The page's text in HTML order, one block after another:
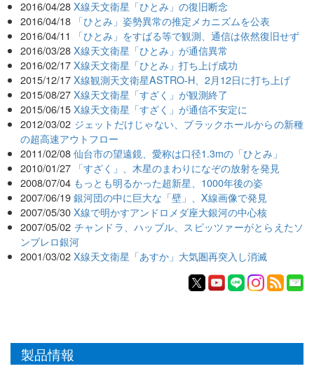
2016/04/28 X線天文衛星「ひとみ」の復旧断念
2016/04/18 「ひとみ」姿勢異常の推定メカニズムを公表
2016/04/11
「ひとみ」をすばる等で観測、通信は依然復旧せず
2016/03/28 X線天文衛星「ひとみ」が通信異常
2016/02/17 X線天文衛星「ひとみ」打ち上げ成功
2015/12/17 X線観測天文衛星ASTRO-H、2月12日に打ち上げ
2015/08/27 X線天文衛星「すざく」が観測終了
2015/06/15 X線天文衛星「すざく」が通信不安定に
2012/03/02 ジェットだけじゃない、ブラックホールからの新種
の超高速アウトフロー
2011/02/08 仙台市の望遠鏡、愛称は口径1.3mの「ひとみ」
2010/01/27 「すざく」、木星のまわりになぞの放射を発見
2008/07/04 もっとも明るかった超新星、1000年後の姿
2007/06/19 銀河団の中に巨大な「壁」、X線画像で発見
2007/05/30 X線で明かすアンドロメダ座大銀河の中心核
2007/05/02 チャンドラ、ハッブル、スピッツァーがとらえたソ
ンブレロ銀河
2001/03/02 X線天文衛星「あすか」大気圏再突入し消滅
製品情報